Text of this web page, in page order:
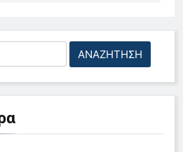
ΑΝΤ1 η Σία Κοσιώνη- Η
MEDIA